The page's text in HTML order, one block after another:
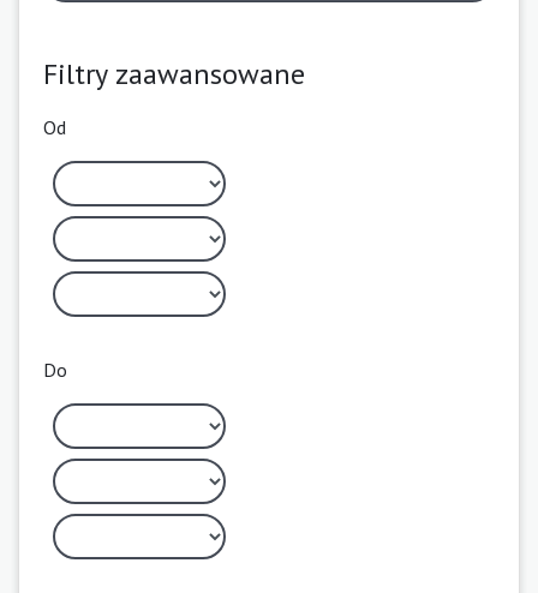
Filtry zaawansowane
Od
Do